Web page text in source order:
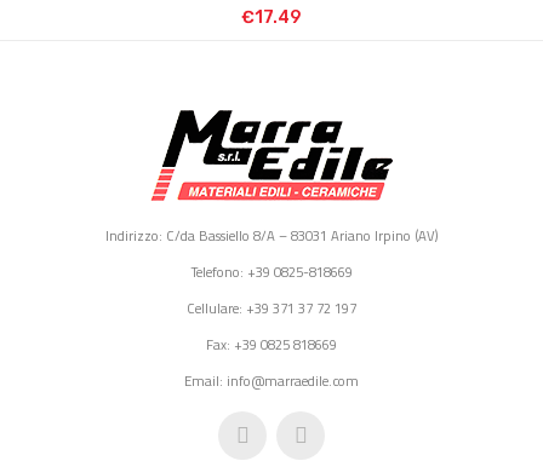
€17.49
Indirizzo: C/da Bassiello 8/A – 83031 Ariano Irpino (AV)
Telefono: +39 0825-818669
Cellulare: +39 371 37 72 197
Fax: +39 0825 818669
Email: info@marraedile.com